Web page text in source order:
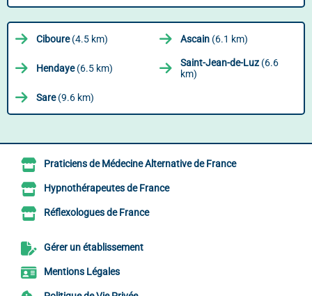
Ciboure(4.5 km) Ascain (6.1 km)
Hendaye(6.5 km) Saint-Jean-de-Luz (6.6
km)
Sare(9.6 km)
Praticiens de Médecine Alternative de France
Hypnothérapeutes de France
Réflexologues de France
Gérer un établissement
Mentions Légales